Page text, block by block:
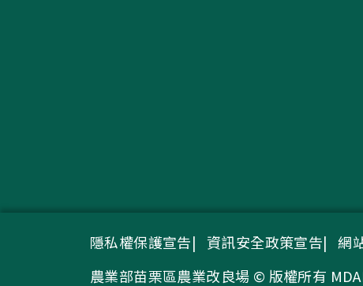
隱私權保護宣告 資訊安全政策宣告
網
農業部苗栗區農業改良場 © 版權所有